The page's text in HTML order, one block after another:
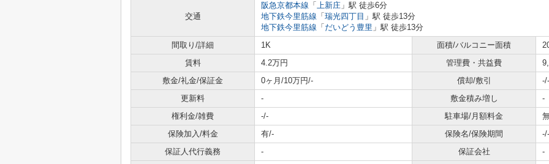
交通
阪急京都本線 「 上新庄 」駅 徒歩6分
地下鉄今里筋線 「 瑞光四丁目 」駅 徒歩13分
地下鉄今里筋線 「 だいどう豊里 」駅 徒歩13分
間取り/詳細
1K 面積/バルコニー面積
賃料
4.2万円 管理費・共益費
敷金/礼金/保証金
0ヶ月/10万円/- 償却/敷引
-/-
更新料
- 敷金積み増し
-
権利金/雑費
-/- 駐車場/月額料金
保険加入/料金
有/- 保険名/保険期間
-/-
保証人代行義務
- 保証会社
-